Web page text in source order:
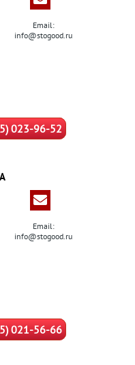
Email:
info@stogood.ru
023-96-52
Email:
info@stogood.ru
021-56-66